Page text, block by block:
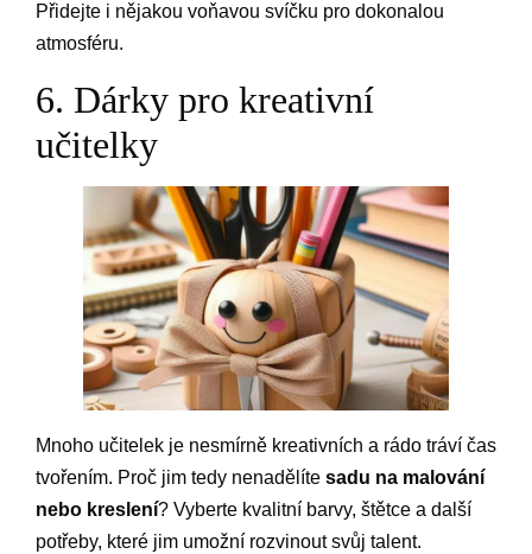
Přidejte i nějakou voňavou svíčku pro dokonalou
atmosféru.
6. Dárky pro kreativní
učitelky
Mnoho učitelek je nesmírně kreativních a rádo tráví čas
tvořením. Proč jim tedy nenadělíte sadu na malování
nebo kreslení? Vyberte kvalitní barvy, štětce a další
potřeby, které jim umožní rozvinout svůj talent.